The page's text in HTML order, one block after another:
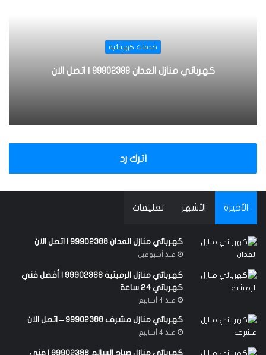
ل
و
ي
خدمات كهربائية
كهربائي منازل العدان 99902388 | اتصل الان
اترك رد
الأخيرة الأشهر تعليقات
كهربائي منازل العدان 99902388 | اتصل الان
منذ أسبوعين
كهربائي منازل الرميثية 99902388 | أفضل فني
كهربائي 24 ساعة
منذ 4 أسابيع
كهربائي منازل مشرف 99902388 – اتصل الان
منذ 4 أسابيع
كهربائي منازل صباح السالم 99902388 | فني